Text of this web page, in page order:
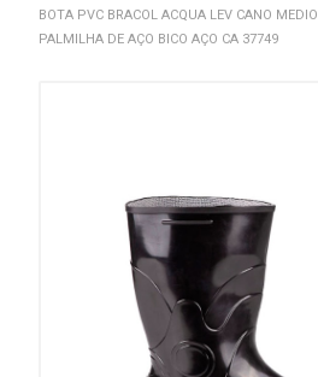
BOTA PVC BRACOL ACQUA LEV CANO MEDIO
PALMILHA DE AÇO BICO AÇO CA 37749